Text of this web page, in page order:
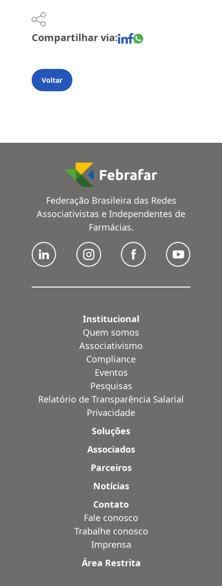
Compartilhar via:
Voltar
Federação Brasileira das Redes
Associativistas e Independentes de
Farmácias.
Institucional
Quem somos
Associativismo
Compliance
Eventos
Pesquisas
Relatório de Transparência Salarial
Privacidade
Soluções
Associados
Parceiros
Notícias
Contato
Fale conosco
Trabalhe conosco
Imprensa
Área Restrita